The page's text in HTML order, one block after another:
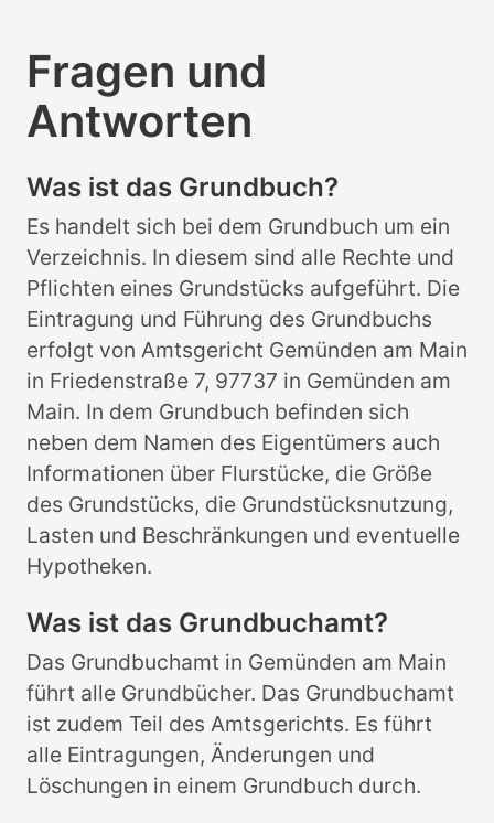
Fragen und
Antworten
Was ist das Grundbuch?
Es handelt sich bei dem Grundbuch um ein
Verzeichnis. In diesem sind alle Rechte und
Pflichten eines Grundstücks aufgeführt. Die
Eintragung und Führung des Grundbuchs
erfolgt von Amtsgericht Gemünden am Main
in Friedenstraße 7, 97737 in Gemünden am
Main. In dem Grundbuch befinden sich
neben dem Namen des Eigentümers auch
Informationen über Flurstücke, die Größe
des Grundstücks, die Grundstücksnutzung,
Lasten und Beschränkungen und eventuelle
Hypotheken.
Was ist das Grundbuchamt?
Das Grundbuchamt in Gemünden am Main
führt alle Grundbücher. Das Grundbuchamt
ist zudem Teil des Amtsgerichts. Es führt
alle Eintragungen, Änderungen und
Löschungen in einem Grundbuch durch.